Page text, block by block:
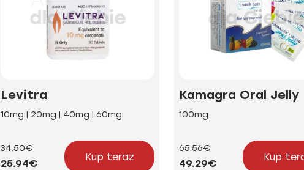
Levitra
10mg | 20mg | 40mg | 60mg
34.50€
25.94€
Kup teraz
Kamagra Oral Jelly
100mg
65.56€
49.29€
Kup